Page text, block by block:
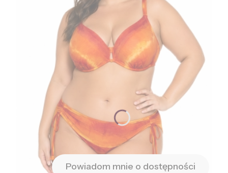
Powiadom mnie o dostępności